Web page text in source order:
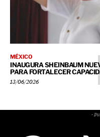
MÉXICO
INAUGURA SHEINBAUM
PARA FORTALECER
13/06/2026
-